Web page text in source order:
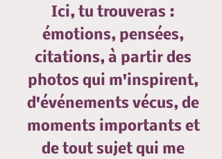
Ici, tu trouveras :
émotions, pensées,
citations, à partir des
photos qui m'inspirent,
d'événements vécus, de
moments importants et
de tout sujet qui me